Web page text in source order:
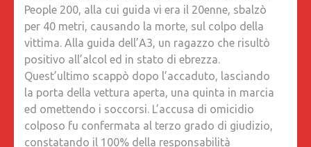
People 200, alla cui guida vi era il 20enne, sbalzò
per 40 metri, causando la morte, sul colpo della
vittima. Alla guida dell’A3, un ragazzo che risultò
positivo all’alcol ed in stato di ebrezza.
Quest’ultimo scappò dopo l’accaduto, lasciando
la porta della vettura aperta, una quinta in marcia
ed omettendo i soccorsi. L’accusa di omicidio
colposo fu confermata al terzo grado di giudizio,
constatando il 100% della responsabilità